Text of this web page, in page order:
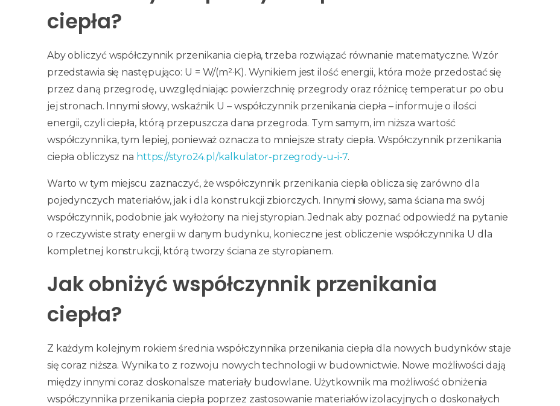
ciepła?
Aby obliczyć współczynnik przenikania ciepła, trzeba rozwiązać równanie matematyczne. Wzór
przedstawia się następująco: U = W/(m²·K). Wynikiem jest ilość energii, która może przedostać się
przez daną przegrodę, uwzględniając powierzchnię przegrody oraz różnicę temperatur po obu
jej stronach. Innymi słowy, wskaźnik U – współczynnik przenikania ciepła – informuje o ilości
energii, czyli ciepła, którą przepuszcza dana przegroda. Tym samym, im niższa wartość
współczynnika, tym lepiej, ponieważ oznacza to mniejsze straty ciepła. Współczynnik przenikania
ciepła obliczysz na https://styro24.pl/kalkulator-przegrody-u-i-7.
Warto w tym miejscu zaznaczyć, że współczynnik przenikania ciepła oblicza się zarówno dla
pojedynczych materiałów, jak i dla konstrukcji zbiorczych. Innymi słowy, sama ściana ma swój
współczynnik, podobnie jak wyłożony na niej styropian. Jednak aby poznać odpowiedź na pytanie
o rzeczywiste straty energii w danym budynku, konieczne jest obliczenie współczynnika U dla
kompletnej konstrukcji, którą tworzy ściana ze styropianem.
Jak obniżyć współczynnik przenikania
ciepła?
Z każdym kolejnym rokiem średnia współczynnika przenikania ciepła dla nowych budynków staje
się coraz niższa. Wynika to z rozwoju nowych technologii w budownictwie. Nowe możliwości dają
między innymi coraz doskonalsze materiały budowlane. Użytkownik ma możliwość obniżenia
współczynnika przenikania ciepła poprzez zastosowanie materiałów izolacyjnych o doskonałych